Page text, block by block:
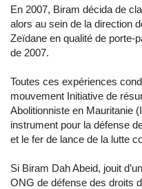
En 2007, Biram décida de
alors au sein de la direction
Zeïdane en qualité de porte-
de 2007.
Toutes ces expériences
mouvement Initiative de
Abolitionniste en Mauritanie
instrument pour la défense
et le fer de lance de la lutte
Si Biram Dah Abeid, jouit
ONG de défense des droits